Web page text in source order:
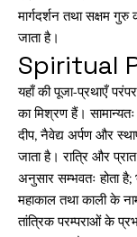
मार्गदर्शन तथा सक्षम
जाता है।
Spiritual
यहाँ की पूजा-प्रथाएँ
का मिश्रण हैं।
दीप, नैवेद्य अर्पण और
जाता है। रात्रि और
अनुसार सम्भवतः होता है;
महाकाल तथा काली के
तांत्रिक परम्पराओं के